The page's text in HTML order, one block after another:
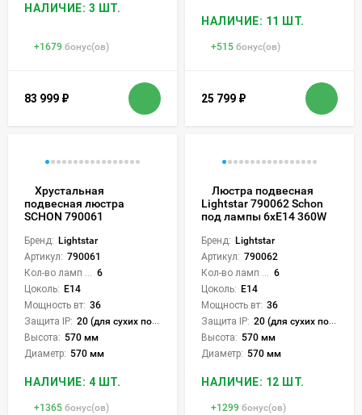
НАЛИЧИЕ: 3 ШТ.
+1679 бонус(ов)
83 999 ₽
НАЛИЧИЕ: 11 ШТ.
+515 бонус(ов)
25 799 ₽
Хрустальная
подвесная люстра
SCHON 790061
Бренд: Lightstar
Артикул: 790061
Кол-во ламп или LED: 6
Цоколь: E14
Мощность вт: 36
Защита IP: 20 (для сухих пом.)
Высота: 570 мм
Диаметр: 570 мм
НАЛИЧИЕ: 4 ШТ.
+1365 бонус(ов)
Люстра подвесная
Lightstar 790062 Schon
под лампы 6xE14 360W
Бренд: Lightstar
Артикул: 790062
Кол-во ламп или LED: 6
Цоколь: E14
Мощность вт: 36
Защита IP: 20 (для сухих пом.)
Высота: 570 мм
Диаметр: 570 мм
НАЛИЧИЕ: 12 ШТ.
+1299 бонус(ов)